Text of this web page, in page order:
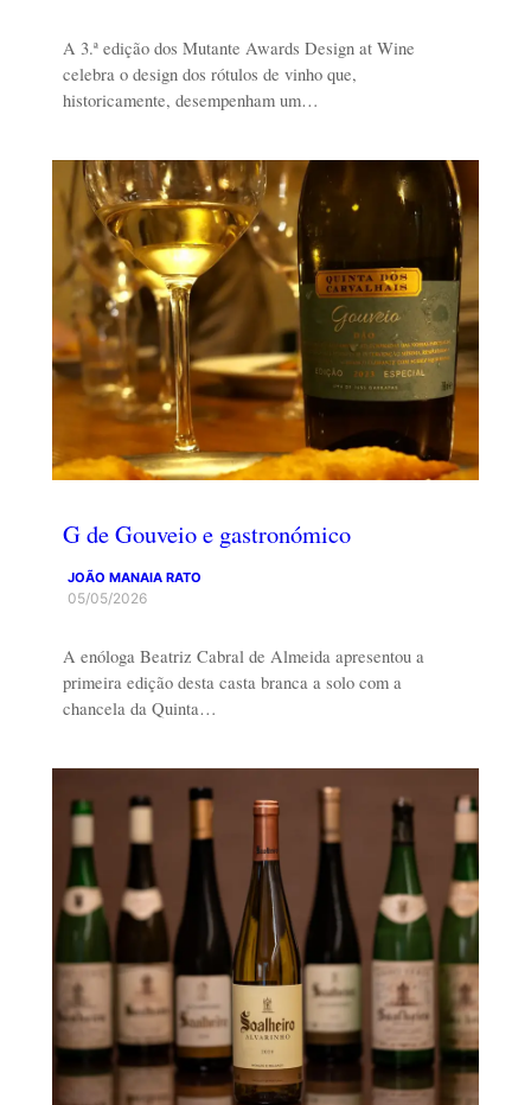
A 3.ª edição dos Mutante Awards Design at Wine
celebra o design dos rótulos de vinho que,
historicamente, desempenham um…
G de Gouveio e gastronómico
JOÃO MANAIA RATO
05/05/2026
A enóloga Beatriz Cabral de Almeida apresentou a
primeira edição desta casta branca a solo com a
chancela da Quinta…